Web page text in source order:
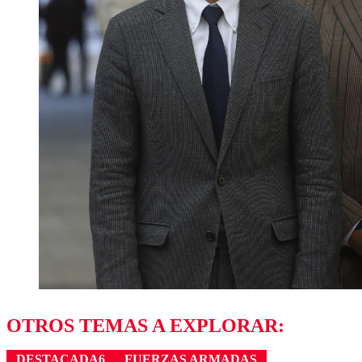
OTROS TEMAS A EXPLORAR:
DESTACADA6
FUERZAS ARMADAS